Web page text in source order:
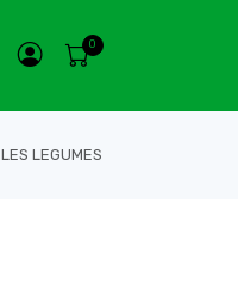
LES LEGUMES